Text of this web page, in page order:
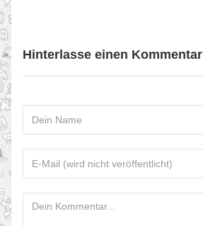
Hinterlasse einen Kommentar